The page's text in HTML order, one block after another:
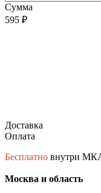
Сумма
595 ₽
Доставка
Оплата
Бесплатно внутри
Москва и область